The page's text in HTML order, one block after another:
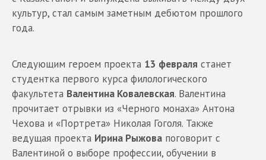
культур, стал самым заметным дебютом прошлого
года.
Следующим героем проекта 13 февраля станет
студентка первого курса филологического
факультета Валентина Ковалевская. Валентина
прочитает отрывки из «Черного монаха» Антона
Чехова и «Портрета» Николая Гоголя. Также
ведущая проекта Ирина Рыжова поговорит с
Валентиной о выборе профессии, обучении в